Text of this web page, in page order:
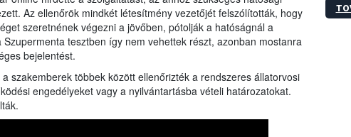
Az ellenőrök mindkét létesítmény vezetőjét felszólították, hogy
szeretnének végezni a jövőben, pótolják a hatóságnál a
tesztben így nem vehettek részt, azonban mostanra
bejelentést.
szakemberek többek között ellenőrizték a rendszeres állatorvosi
engedélyeket vagy a nyilvántartásba vételi határozatokat.